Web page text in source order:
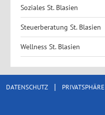
Soziales St. Blasien
Steuerberatung St. Blasien
Wellness St. Blasien
DATENSCHUTZ | PRIVATSPHÄRE